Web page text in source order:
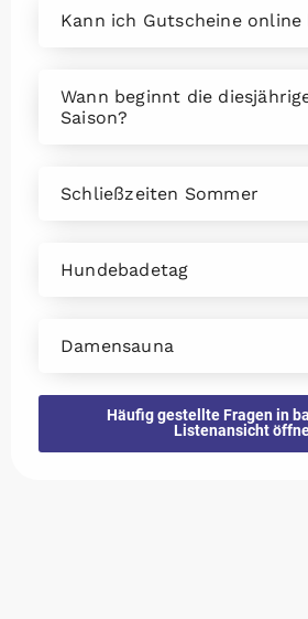
Kann ich Gutscheine online
Wann beginnt die
Saison?
Schließzeiten Sommer
Hundebadetag
Damensauna
Häufig gestellte Fragen in
Listenansicht